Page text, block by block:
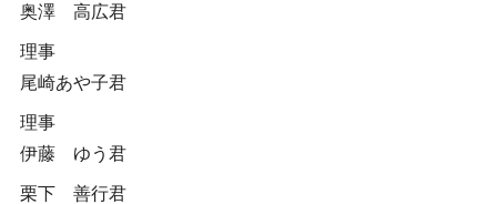
奥澤 高広君
理事
尾崎あや子君
理事
伊藤 ゆう君
栗下 善行君